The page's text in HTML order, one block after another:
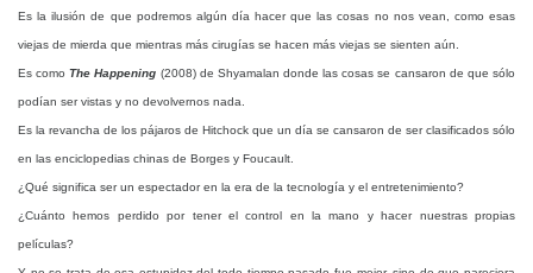
Es la ilusión de que podremos algún día hacer que las cosas no nos vean, como esas
viejas de mierda que mientras más cirugías se hacen más viejas se sienten aún.
Es comoThe Happening (2008) de Shyamalan donde las cosas se cansaron de que sólo
podían ser vistas y no devolvernos nada.
Es la revancha de los pájaros de Hitchock que un día se cansaron de ser clasificados sólo
en las enciclopedias chinas de Borges y Foucault.
¿Qué significa ser un espectador en la era de la tecnología y el entretenimiento?
¿Cuánto hemos perdido por tener el control en la mano y hacer nuestras propias
películas?